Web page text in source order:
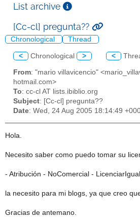
List archive
[Cc-cl] pregunta??
Chronological Thread
< Chronological > <
From: "mario villavicencio"
hotmail.com>
To: cc-cl AT lists.ibiblio.org
Subject: [Cc-cl] pregunta??
Date: Wed, 24 Aug 2005 18:14:49
Hola.
Necesito saber como puedo tomar su
- Atribución - NoComercial -
la necesito para mi blogs, ya que creo
Gracias de antemano.